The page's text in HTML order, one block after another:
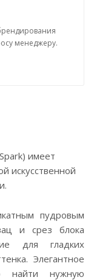
менеджеру.
имеет
искусственной
пудровым
и срез блока
для гладких
Элегантное
найти нужную